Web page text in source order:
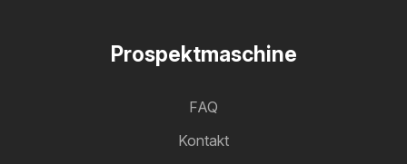
Prospektmaschine
FAQ
Kontakt